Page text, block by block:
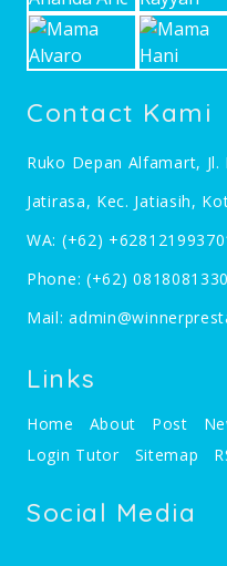
Contact Kami
Ruko Depan Alfamart, Jl.
Jatirasa, Kec. Jatiasih,
WA: (+62)
Phone: (+62)
Mail:
Links
Home About Post
Login Tutor
Sitemap
Social Media